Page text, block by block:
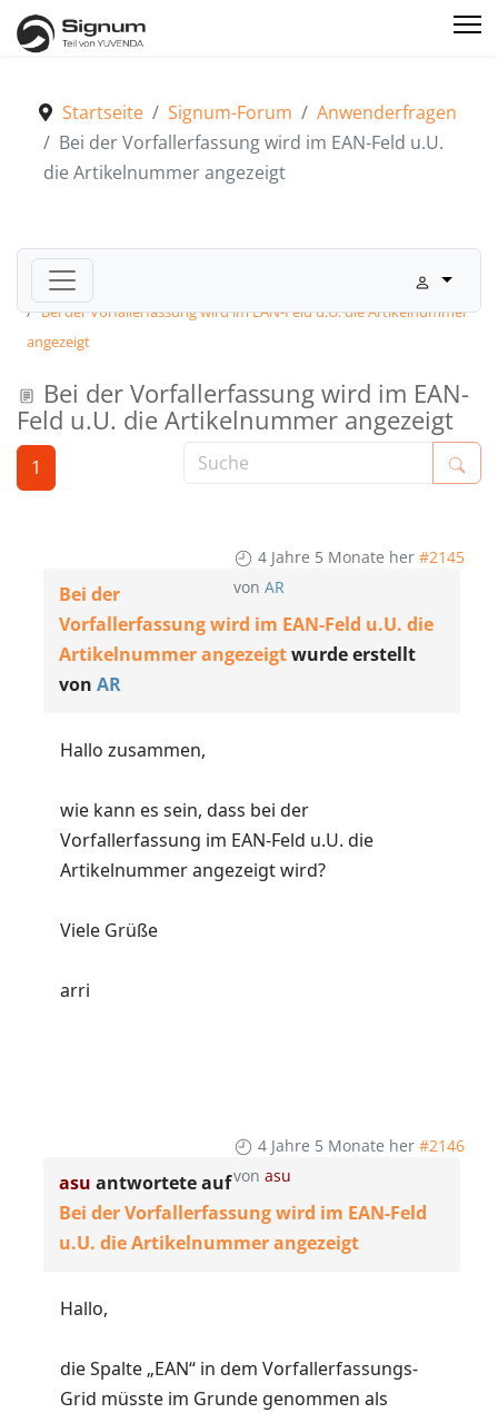
Startseite Signum-Forum
Anwenderfragen
Bei der Vorfallerfassung wird im EAN-Feld u.U.
die Artikelnummer angezeigt
Signum-Forum
Bei der Vorfallerfassung wird im EAN-Feld u.U. die Artikelnummer
angezeigt
Bei der Vorfallerfassung wird im EAN-
Feld u.U. die Artikelnummer angezeigt
1
4 Jahre 5 Monate her #2145
von AR
Bei der
Vorfallerfassung wird im EAN-Feld u.U. die
Artikelnummer angezeigtwurde erstellt
von AR
Hallo zusammen,
wie kann es sein, dass bei der
Vorfallerfassung im EAN-Feld u.U. die
Artikelnummer angezeigt wird?
Viele Grüße
arri
4 Jahre 5 Monate her #2146
von asu
asu antwortete auf
Bei der Vorfallerfassung wird im EAN-Feld
u.U. die Artikelnummer angezeigt
Hallo,
die Spalte „EAN“ in dem Vorfallerfassungs-
Grid müsste im Grunde genommen als